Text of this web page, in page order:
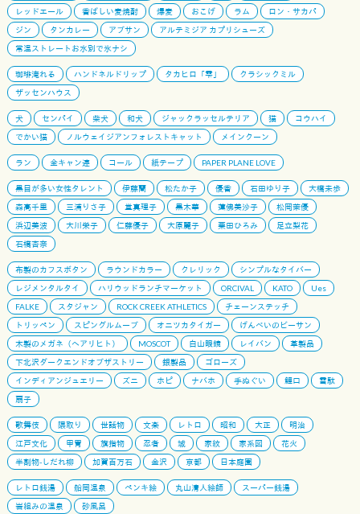
レッドエール
香ばしい麦焼酎 爆麦 おこげ ラム
ロン・サカパ
ジン
タンカレー アブサン
アルテミジア カプリシューズ
常温ストレートお水別で氷ナシ
珈琲淹れる ハンドネルドリップ タカヒロ「雫」
クラシックミル
ザッセンハウス
犬 センパイ 柴犬 和犬 ジャックラッセルテリア 猫
コウハイ
でかい猫
ノルウェイジアンフォレストキャット メインクーン
ラン 全キャン連 コール 紙テープ PAPER PLANE LOVE
黒目が多い女性タレント 伊藤蘭 松たか子 優香 石田ゆり子
大橋未歩
森高千里
三浦りさ子 堂真理子 黒木華 蓮佛美沙子
松岡茉優
浜辺美波
大川栄子 仁藤優子 大原麗子 栗田ひろみ
足立梨花
石橋杏奈
布製のカフスボタン ラウンドカラー クレリック
シンプルなタイバー
レジメンタルタイ
ハリウッドランチマーケット ORCIVAL KATO
Ues
FALKE
スタジャン ROCK CREEK ATHLETICS
チェーンステッチ
トリッペン
スピングルムーブ オニツカタイガー
げんべいのビーサン
木製のメガネ（ヘアリヒト）
MOSCOT 白山眼鏡 レイバン
革製品
下北沢ダークエンドオブザストリー
銀製品
ゴローズ
インディアンジュエリー
ズニ ホピ ナバホ 手ぬぐい 鯉口
雪駄
扇子
歌舞伎 隈取り 世話物 文楽 レトロ 昭和 大正
明治
江戸文化
甲冑 旗指物 忍者 城 家紋 家系図
花火
半割物-しだれ柳
加賀百万石 金沢 京都 日本庭園
レトロ銭湯 船岡温泉 ペンキ絵 丸山清人絵師
スーパー銭湯
岩組みの温泉
砂風呂